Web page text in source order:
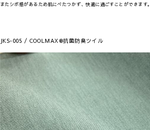
またシボ感があるため肌にべたつかず、快適に過ごすことができます。
JKS-005 / COOLMAX®抗菌防臭ツイル